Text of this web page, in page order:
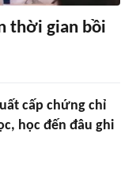
thời gian bồi
cấp chứng chỉ
học đến đâu ghi